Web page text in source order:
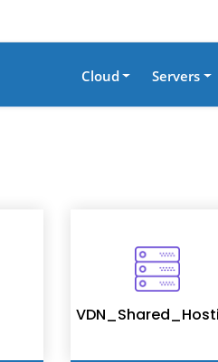
Cloud Servers